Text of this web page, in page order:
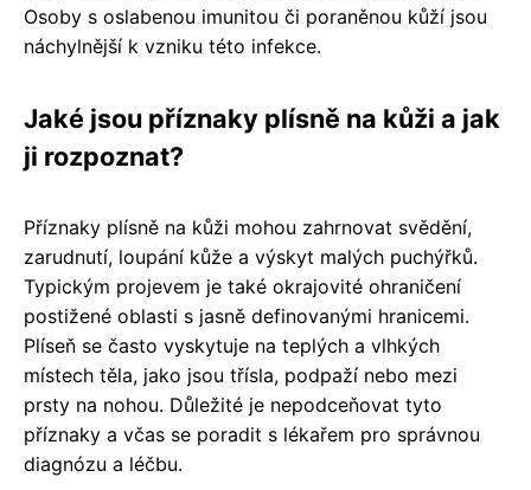
Osoby s oslabenou imunitou či poraněnou kůží jsou
náchylnější k vzniku této infekce.
Jaké jsou příznaky plísně na kůži a jak
ji rozpoznat?
Příznaky plísně na kůži mohou zahrnovat svědění,
zarudnutí, loupání kůže a výskyt malých puchýřků.
Typickým projevem je také okrajovité ohraničení
postižené oblasti s jasně definovanými hranicemi.
Plíseň se často vyskytuje na teplých a vlhkých
místech těla, jako jsou třísla, podpaží nebo mezi
prsty na nohou. Důležité je nepodceňovat tyto
příznaky a včas se poradit s lékařem pro správnou
diagnózu a léčbu.